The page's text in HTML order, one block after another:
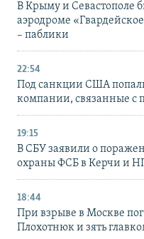
В Крыму и Севастополе
аэродроме
– паблики
22:54
Под санкции США
компании, связанные с
19:15
В СБУ заявили о
охраны ФСБ в Керчи и
18:44
При взрыве в Москве
Плохотнюк и зять